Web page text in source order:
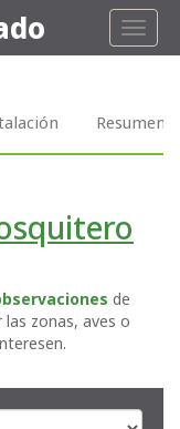
Toggle
Resumen
de
zonas, aves o